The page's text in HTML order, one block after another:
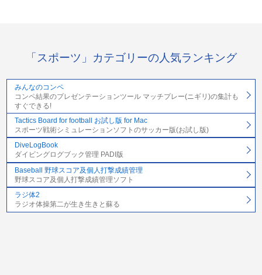
「スポーツ」カテゴリーの人気ランキング
みんなのコンペ
コンペ結果のプレゼンテーションツール マッチプレー(ニギリ)の集計も
すぐできる!
Tactics Board for football お試し版 for Mac
スポーツ戦術シミュレーションソフトのサッカー版(お試し版)
DiveLogBook
ダイビングログブック管理 PADI版
Baseball 野球スコア及個人打撃成績管理
野球スコア及個人打撃成績管理ソフト
ラジ体2
ラジオ体操第二が生き生きと蘇る